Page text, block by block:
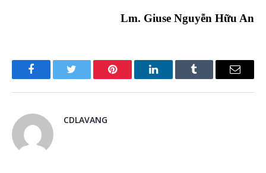
Lm. Giuse Nguyễn Hữu An
FacebookTwitter Pinterest LinkedInTumblr Email
CDLAVANG